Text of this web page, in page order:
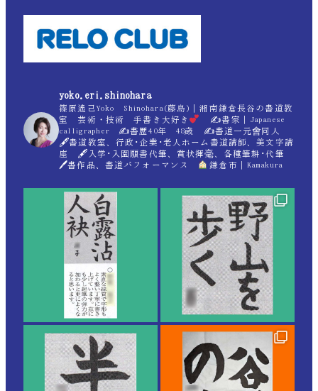
yoko.eri.shinohara
篠原遙己Yoko Shinohara(藤島)｜湘南鎌倉長谷の書道教
室 芸術・技術 手書き大好き
✍書家｜Japanese
calligrapher ✍書歴40年 48歳 ✍書道一元會同人
🖋書道教室、行政･企業･老人ホーム書道講師、美文字講
座 🖋入学･入園願書代筆、賞状揮毫、各種筆耕･代筆
🖊書作品、書道パフォーマンス
鎌倉市｜Kamakura